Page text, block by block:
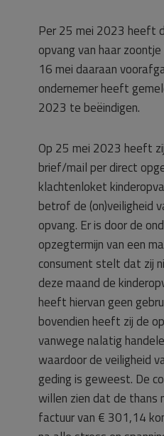
Per 25 mei 2023 heeft
opvang van haar
16 mei daaraan
ondernemer heeft
2023 te beëindigen.
Op 25 mei 2023 heeft
brief/mail per direct
klachtenloket
betrof de (on)veiligheid
opvang. Er is door de
opzegtermijn van een
consument stelt dat zij
deze maand de
heeft hiervan geen
bovendien heeft zij de
vanwege nalatig
waardoor de veiligheid
geding is geweest. De
willen zien dat de thans
factuur van € 301,14